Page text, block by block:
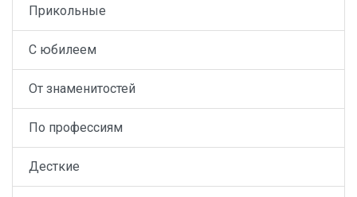
Прикольные
С юбилеем
От знаменитостей
По профессиям
Десткие